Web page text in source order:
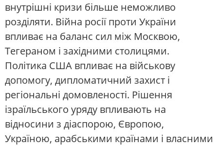
внутрішні кризи більше неможливо
розділяти. Війна росії проти України
впливає на баланс сил між Москвою,
Тегераном і західними столицями.
Політика США впливає на військову
допомогу, дипломатичний захист і
регіональні домовленості. Рішення
ізраїльського уряду впливають на
відносини з діаспорою, Європою,
Україною, арабськими країнами і власними